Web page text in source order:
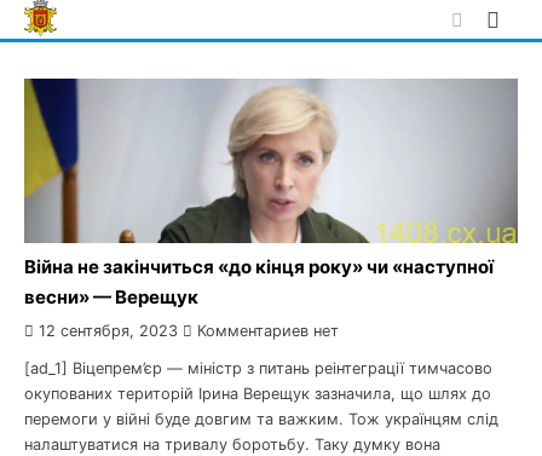
Skip
to
Війна не закінчиться «до кінця року» чи «наступної
весни» — Верещук
12 сентября, 2023 Комментариев нет
[ad_1] Віцепрем’єр — міністр з питань реінтеграції тимчасово
окупованих територій Ірина Верещук зазначила, що шлях до
перемоги у війні буде довгим та важким. Тож українцям слід
налаштуватися на тривалу боротьбу. Таку думку вона